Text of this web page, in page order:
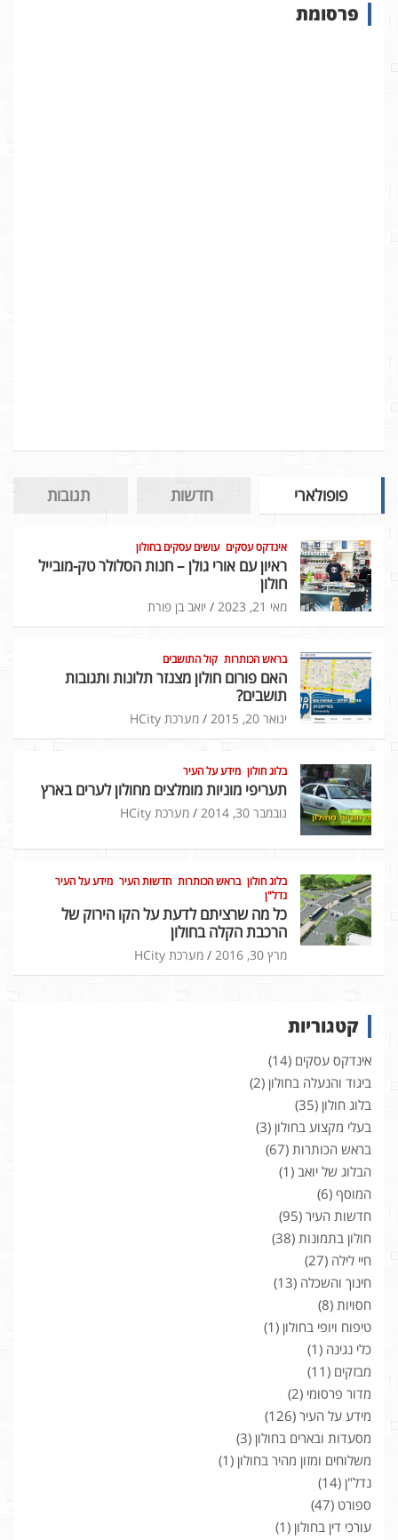
א
פרסומת
פופולארי חדשות תגובות
אינדקס עסקים עושים עסקים בחולון
ראיון עם אורי גולן – חנות הסלולר טק-מובייל
חולון
מאי 21, 2023 יואב בן פורת
בראש הכותרות קול התושבים
האם פורום חולון מצנזר תלונות ותגובות
תושבים?
ינואר 20, 2015 מערכת HCity
בלוג חולון מידע על העיר
תעריפי מוניות מומלצים מחולון לערים בארץ
נובמבר 30, 2014 מערכת HCity
בלוג חולון בראש הכותרות חדשות העיר מידע על העיר
נדל"ן
כל מה שרציתם לדעת על הקו הירוק של
הרכבת הקלה בחולון
מרץ 30, 2016 מערכת HCity
קטגוריות
אינדקס עסקים (14)
ביגוד והנעלה בחולון (2)
בלוג חולון (35)
בעלי מקצוע בחולון (3)
בראש הכותרות (67)
הבלוג של יואב (1)
המוסף (6)
חדשות העיר (95)
חולון בתמונות (38)
חיי לילה (27)
חינוך והשכלה (13)
חסויות (8)
טיפוח ויופי בחולון (1)
כלי נגינה (1)
מבזקים (11)
מדור פרסומי (2)
מידע על העיר (126)
מסעדות ובארים בחולון (3)
משלוחים ומזון מהיר בחולון (1)
נדל"ן (14)
ספורט (47)
עורכי דין בחולון (1)